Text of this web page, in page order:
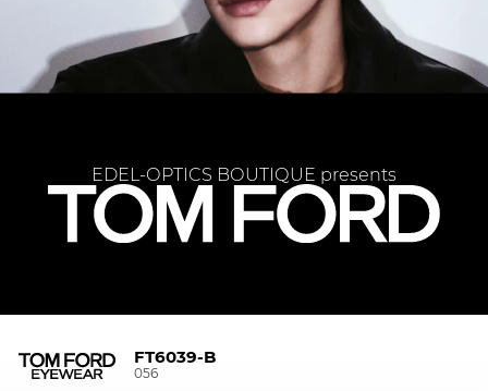
EDEL-OPTICS BOUTIQUE presents
FT6039-B
056